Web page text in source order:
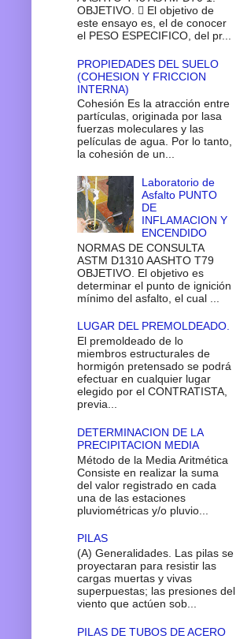
OBJETIVO.  El objetivo de
este ensayo es, el de conocer
el PESO ESPECIFICO, del pr...
PROPIEDADES DEL SUELO
(COHESION Y FRICCION
INTERNA)
Cohesión Es la atracción entre
partículas, originada por lasa
fuerzas moleculares y las
películas de agua. Por lo tanto,
la cohesión de un...
Laboratorio de
Asfalto PUNTO
DE
INFLAMACION Y
ENCENDIDO
NORMAS DE CONSULTA
ASTM D1310 AASHTO T79
OBJETIVO. El objetivo es
determinar el punto de ignición
mínimo del asfalto, el cual ...
LUGAR DEL PREMOLDEADO.
El premoldeado de lo
miembros estructurales de
hormigón pretensado se podrá
efectuar en cualquier lugar
elegido por el CONTRATISTA,
previa...
DETERMINACION DE LA
PRECIPITACION MEDIA
Método de la Media Aritmética
Consiste en realizar la suma
del valor registrado en cada
una de las estaciones
pluviométricas y/o pluvio...
PILAS
(A) Generalidades. Las pilas se
proyectaran para resistir las
cargas muertas y vivas
superpuestas; las presiones del
viento que actúen sob...
PILAS DE TUBOS DE ACERO